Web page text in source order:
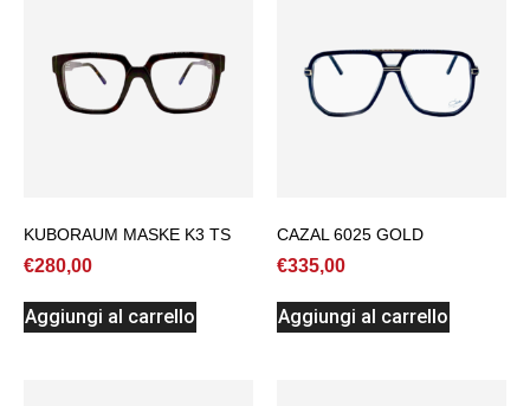
KUBORAUM MASKE K3 TS
€280,00
Aggiungi al carrello
CAZAL 6025 GOLD
€335,00
Aggiungi al carrello